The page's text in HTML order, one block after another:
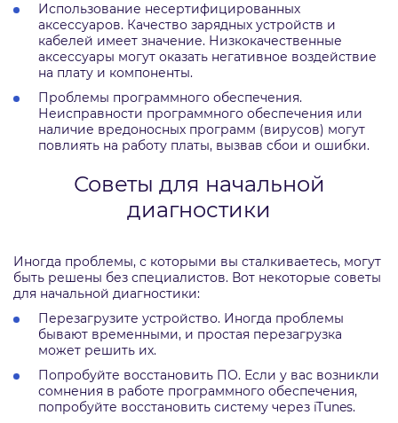
Использование несертифицированных
аксессуаров. Качество зарядных устройств и
кабелей имеет значение. Низкокачественные
аксессуары могут оказать негативное воздействие
на плату и компоненты.
Проблемы программного обеспечения.
Неисправности программного обеспечения или
наличие вредоносных программ (вирусов) могут
повлиять на работу платы, вызвав сбои и ошибки.
Советы для начальной
диагностики
Иногда проблемы, с которыми вы сталкиваетесь, могут
быть решены без специалистов. Вот некоторые советы
для начальной диагностики:
Перезагрузите устройство. Иногда проблемы
бывают временными, и простая перезагрузка
может решить их.
Попробуйте восстановить ПО. Если у вас возникли
сомнения в работе программного обеспечения,
попробуйте восстановить систему через iTunes.